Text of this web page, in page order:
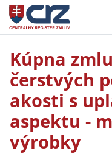
Kúpna
čerstvých
akosti s
aspektu -
výrobky